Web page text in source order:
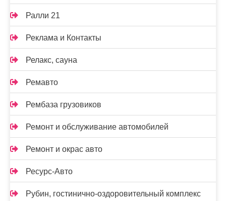
Ралли 21
Реклама и Контакты
Релакс, сауна
Ремавто
Рембаза грузовиков
Ремонт и обслуживание автомобилей
Ремонт и окрас авто
Ресурс-Авто
Рубин, гостинично-оздоровительный комплекс